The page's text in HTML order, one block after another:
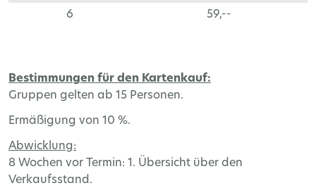
6 59,--
Bestimmungen für den Kartenkauf:
Gruppen gelten ab 15 Personen.
Ermäßigung von 10 %.
Abwicklung:
8 Wochen vor Termin: 1. Übersicht über den
Verkaufsstand.